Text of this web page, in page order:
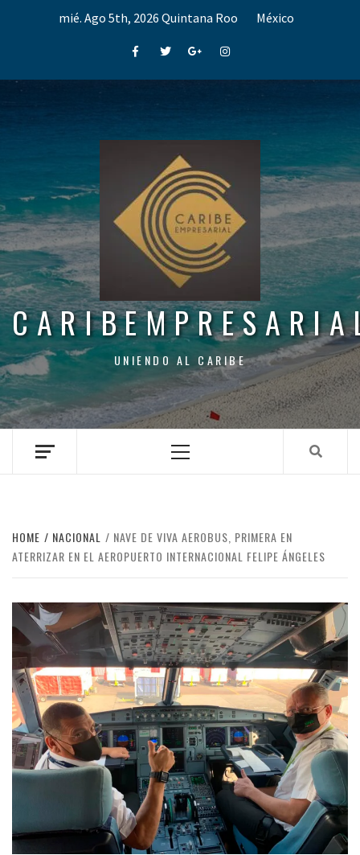
mié. Ago 5th, 2026 Quintana Roo México
FacebookTwitterGoogle+Instagram
UNIENDO AL CARIBE
Menu
HOME NACIONAL
NAVE DE VIVA AEROBUS, PRIMERA EN
ATERRIZAR EN EL AEROPUERTO INTERNACIONAL FELIPE ÁNGELES